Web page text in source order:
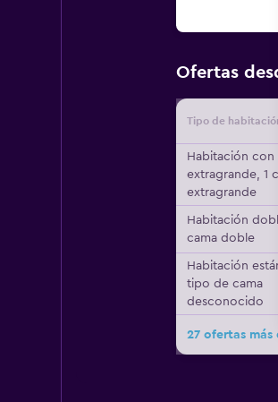
Ofertas
Tipo de
Habitación con
extragrande, 1
extragrande
Habitación
cama doble
Habitación
tipo de cama
desconocido
27 ofertas más